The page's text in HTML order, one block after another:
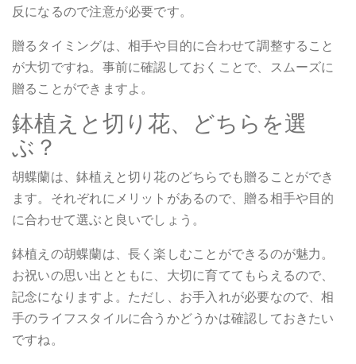
反になるので注意が必要です。
贈るタイミングは、相手や目的に合わせて調整すること
が大切ですね。事前に確認しておくことで、スムーズに
贈ることができますよ。
鉢植えと切り花、どちらを選
ぶ？
胡蝶蘭は、鉢植えと切り花のどちらでも贈ることができ
ます。それぞれにメリットがあるので、贈る相手や目的
に合わせて選ぶと良いでしょう。
鉢植えの胡蝶蘭は、長く楽しむことができるのが魅力。
お祝いの思い出とともに、大切に育ててもらえるので、
記念になりますよ。ただし、お手入れが必要なので、相
手のライフスタイルに合うかどうかは確認しておきたい
ですね。